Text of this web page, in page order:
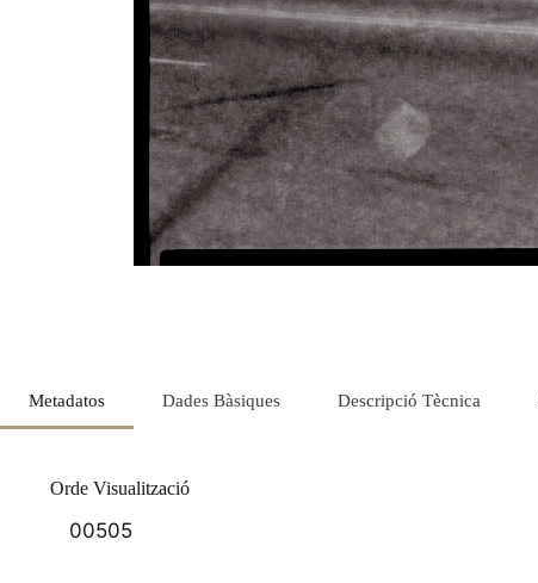
Metadatos
Orde Visualització
00505
Dades Bàsiques Descripció Tècnica